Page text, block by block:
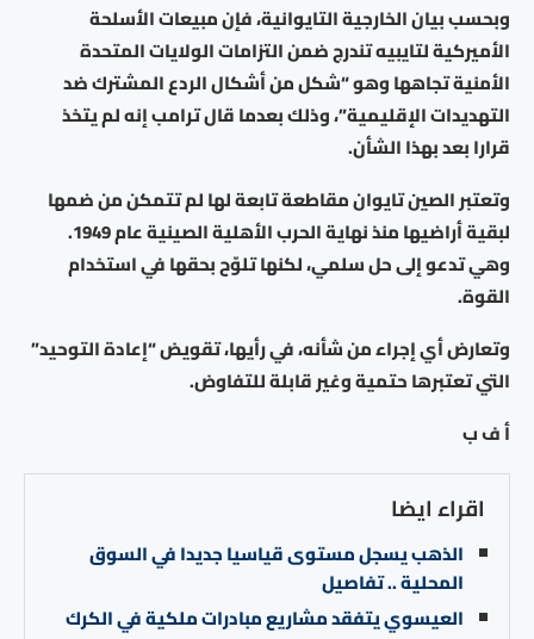
وبحسب بيان الخارجية التايوانية، فإن مبيعات الأسلحة
الأميركية لتايبيه تندرج ضمن التزامات الولايات المتحدة
الأمنية تجاهها وهو “شكل من أشكال الردع المشترك ضد
التهديدات الإقليمية”، وذلك بعدما قال ترامب إنه لم يتخذ
قرارا بعد بهذا الشأن.
وتعتبر الصين تايوان مقاطعة تابعة لها لم تتمكن من ضمها
لبقية أراضيها منذ نهاية الحرب الأهلية الصينية عام 1949.
وهي تدعو إلى حل سلمي، لكنها تلوّح بحقها في استخدام
القوة.
وتعارض أي إجراء من شأنه، في رأيها، تقويض “إعادة التوحيد”
التي تعتبرها حتمية وغير قابلة للتفاوض.
أ ف ب
اقراء ايضا
الذهب يسجل مستوى قياسيا جديدا في السوق
المحلية .. تفاصيل
العيسوي يتفقد مشاريع مبادرات ملكية في الكرك